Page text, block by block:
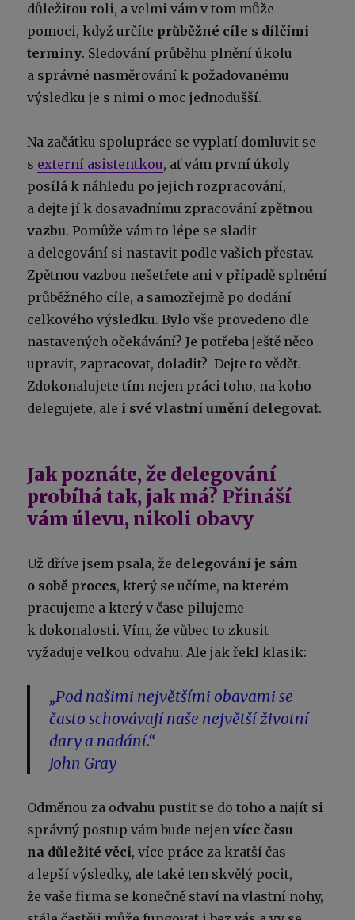
důležitou roli, a velmi vám v tom může
pomoci, když určíte průběžné cíle s dílčími
termíny. Sledování průběhu plnění úkolu
a správné nasměrování k požadovanému
výsledku je s nimi o moc jednodušší.
Na začátku spolupráce se vyplatí domluvit se
s externí asistentkou, ať vám první úkoly
posílá k náhledu po jejich rozpracování,
a dejte jí k dosavadnímu zpracovánízpětnou
vazbu. Pomůže vám to lépe se sladit
a delegování si nastavit podle vašich přestav.
Zpětnou vazbou nešetřete ani v případě splnění
průběžného cíle, a samozřejmě po dodání
celkového výsledku. Bylo vše provedeno dle
nastavených očekávání? Je potřeba ještě něco
upravit, zapracovat, doladit? Dejte to vědět.
Zdokonalujete tím nejen práci toho, na koho
delegujete, ale i své vlastní umění delegovat.
Jak poznáte, že delegování
probíhá tak, jak má? Přináší
vám úlevu, nikoli obavy
Už dříve jsem psala, že delegování je sám
o sobě proces, který se učíme, na kterém
pracujeme a který v čase pilujeme
k dokonalosti. Vím, že vůbec to zkusit
vyžaduje velkou odvahu. Ale jak řekl klasik:
„Pod našimi největšími obavami se
často schovávají naše největší životní
dary a nadání.“
John Gray
Odměnou za odvahu pustit se do toho a najít si
správný postup vám bude nejenvíce času
na důležité věci, více práce za kratší čas
a lepší výsledky, ale také ten skvělý pocit,
že vaše firma se konečně staví na vlastní nohy,